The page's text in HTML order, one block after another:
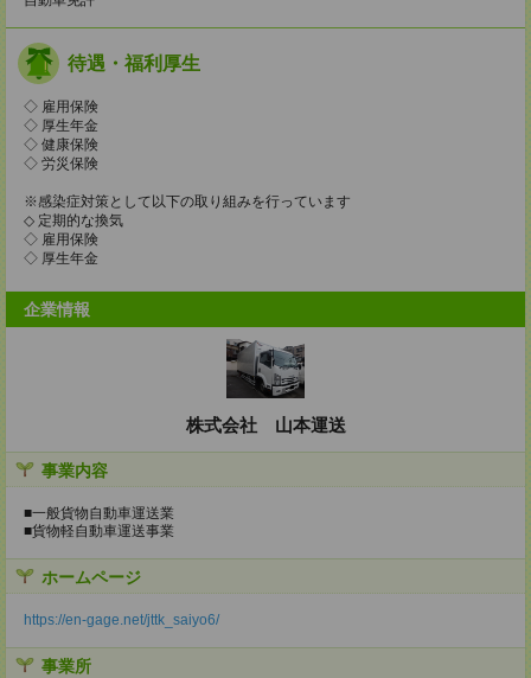
待遇・福利厚生
◇ 雇用保険
◇ 厚生年金
◇ 健康保険
◇ 労災保険
※感染症対策として以下の取り組みを行っています
◇ 定期的な換気
◇ 雇用保険
◇ 厚生年金
企業情報
株式会社 山本運送
事業内容
■一般貨物自動車運送業
■貨物軽自動車運送事業
ホームページ
https://en-gage.net/jttk_saiyo6/
事業所